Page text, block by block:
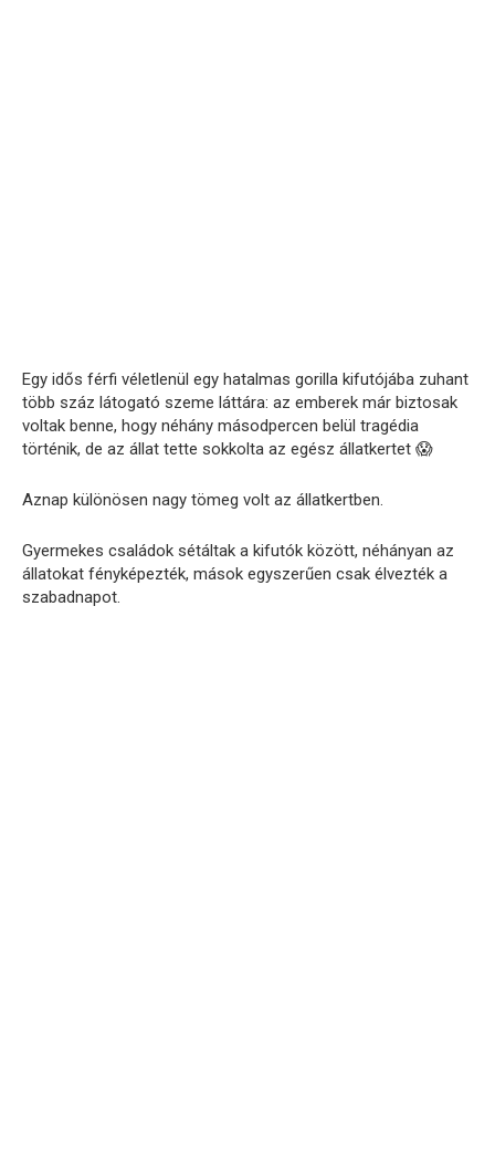
Egy idős férfi véletlenül egy hatalmas gorilla kifutójába zuhant
több száz látogató szeme láttára: az emberek már biztosak
voltak benne, hogy néhány másodpercen belül tragédia
történik, de az állat tette sokkolta az egész állatkertet 😱
Aznap különösen nagy tömeg volt az állatkertben.
Gyermekes családok sétáltak a kifutók között, néhányan az
állatokat fényképezték, mások egyszerűen csak élvezték a
szabadnapot.